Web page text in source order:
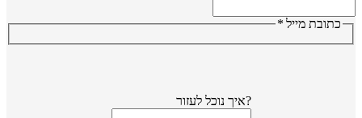
כתובת מייל*
?איך נוכל לעזור